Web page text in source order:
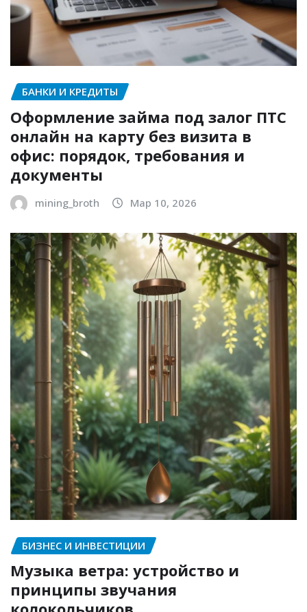
БАНКИ И КРЕДИТЫ
Оформление займа под залог ПТС
онлайн на карту без визита в
офис: порядок, требования и
документы
mining_broth Мар 10, 2026
БИЗНЕС И ИНВЕСТИЦИИ
Музыка ветра: устройство и
принципы звучания